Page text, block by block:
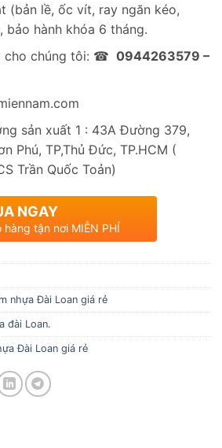
(bản lề, ốc vít, ray ngăn kéo,
bảo hành khóa 6 tháng.
cho chúng tôi: ☎ 0944263579 –
sản xuất 1 : 43A Đường 379,
Phú, TP,Thủ Đức, TP.HCM (
Trần Quốc Toản)
NGAY
tận nơi MIỄN PHÍ
nhựa Đài Loan giá rẻ
đài Loan.
Đài Loan giá rẻ